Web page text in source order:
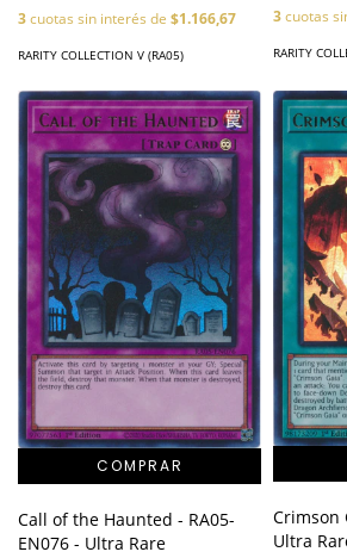
3cuotas sin interés de $1.166,67
RARITY COLLECTION V (RA05)
3cuotas
RARITY
Call of the Haunted - RA05-
EN076 - Ultra Rare
Crimson
Ultra